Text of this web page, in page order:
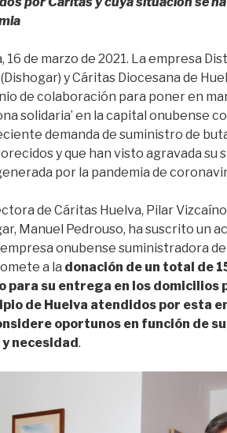
16 de marzo de 2021. La empresa
y Cáritas Diocesana de
de colaboración para poner en
solidaria’ en la capital onubense
demanda de suministro de
y que han visto agravada su
por la pandemia de
de Cáritas Huelva, Pilar
Manuel Pedrouso, ha suscrito un
onubense suministradora
a la donación de un total de
para su entrega en los domicilios
de Huelva atendidos por esta
oportunos en función de
y necesidad.